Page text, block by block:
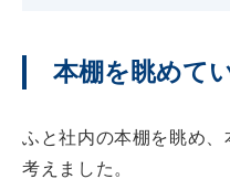
本棚を眺めて
ふと社内の本棚を眺め
考えました。